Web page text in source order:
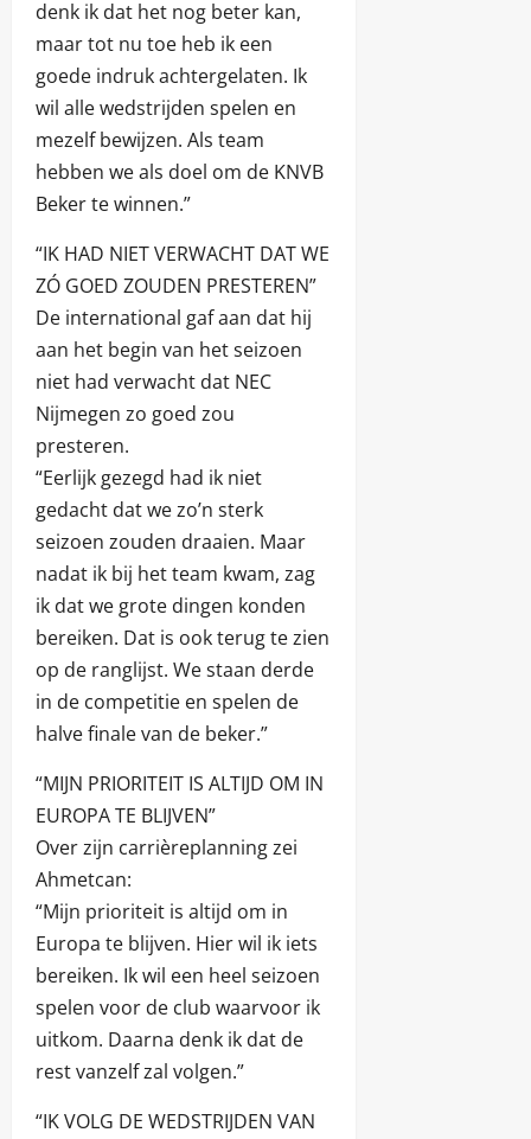
denk ik dat het nog beter kan,
maar tot nu toe heb ik een
goede indruk achtergelaten. Ik
wil alle wedstrijden spelen en
mezelf bewijzen. Als team
hebben we als doel om de KNVB
Beker te winnen.”
“IK HAD NIET VERWACHT DAT WE
ZÓ GOED ZOUDEN PRESTEREN”
De international gaf aan dat hij
aan het begin van het seizoen
niet had verwacht dat NEC
Nijmegen zo goed zou
presteren.
“Eerlijk gezegd had ik niet
gedacht dat we zo’n sterk
seizoen zouden draaien. Maar
nadat ik bij het team kwam, zag
ik dat we grote dingen konden
bereiken. Dat is ook terug te zien
op de ranglijst. We staan derde
in de competitie en spelen de
halve finale van de beker.”
“MIJN PRIORITEIT IS ALTIJD OM IN
EUROPA TE BLIJVEN”
Over zijn carrièreplanning zei
Ahmetcan:
“Mijn prioriteit is altijd om in
Europa te blijven. Hier wil ik iets
bereiken. Ik wil een heel seizoen
spelen voor de club waarvoor ik
uitkom. Daarna denk ik dat de
rest vanzelf zal volgen.”
“IK VOLG DE WEDSTRIJDEN VAN